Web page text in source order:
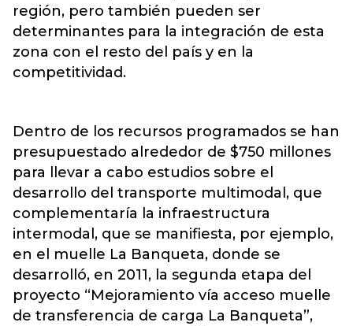
región, pero también pueden ser
determinantes para la integración de esta
zona con el resto del país y en la
competitividad.
Dentro de los recursos programados se han
presupuestado alrededor de $750 millones
para llevar a cabo estudios sobre el
desarrollo del transporte multimodal, que
complementaría la infraestructura
intermodal, que se manifiesta, por ejemplo,
en el muelle La Banqueta, donde se
desarrolló, en 2011, la segunda etapa del
proyecto “Mejoramiento vía acceso muelle
de transferencia de carga La Banqueta”,